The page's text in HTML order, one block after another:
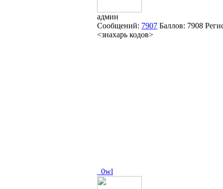
админ
Сообщений: 7907 Баллов: 7908
<знахарь кодов>
_0wl